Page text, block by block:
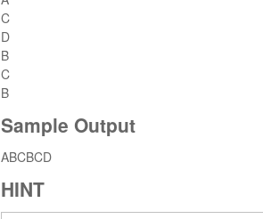
C
D
B
C
B
Sample Output
ABCBCD
HINT